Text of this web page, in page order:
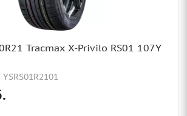
Tracmax X-Privilo RS01 107Y